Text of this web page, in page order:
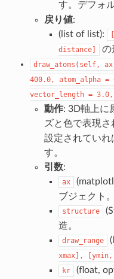
す。デフォ
戻り値:
(list of list):
distance]
の
draw_atoms(self,
400.0,
atom_alpha =
vector_length = 3.0,
動作: 3D軸上に
ズと色で表現さ
設定されていれ
す。
引数:
ax
ブジェクト。
structure
造。
draw_range
xmax],
[ymin,
kr
(float,